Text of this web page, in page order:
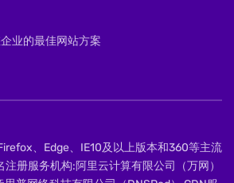
业的最佳网站方案
、Edge、IE10及以上版本和360等主流
册服务机构:阿里云计算有限公司（万网）